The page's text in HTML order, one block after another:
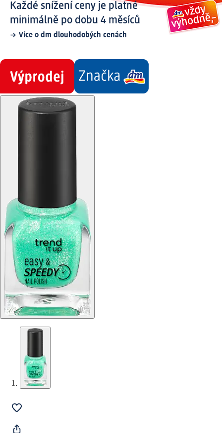
Každé snížení ceny je platné
minimálně po dobu 4 měsíců
Více o dm dlouhodobých cenách